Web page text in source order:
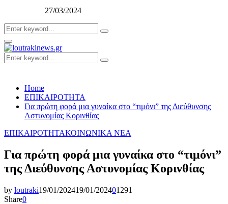
27/03/2024
Search
for:
Search
Primary
Menu
Search
for:
Search
Home
ΕΠΙΚΑΙΡΟΤΗΤΑ
Για πρώτη φορά μια γυναίκα στο “τιμόνι” της Διεύθυνσης
Αστυνομίας Κορινθίας
ΕΠΙΚΑΙΡΟΤΗΤΑΚΟΙΝΩΝΙΚΑ ΝΕΑ
Για πρώτη φορά μια γυναίκα στο “τιμόνι”
της Διεύθυνσης Αστυνομίας Κορινθίας
by loutraki19/01/202419/01/202401291
Share0